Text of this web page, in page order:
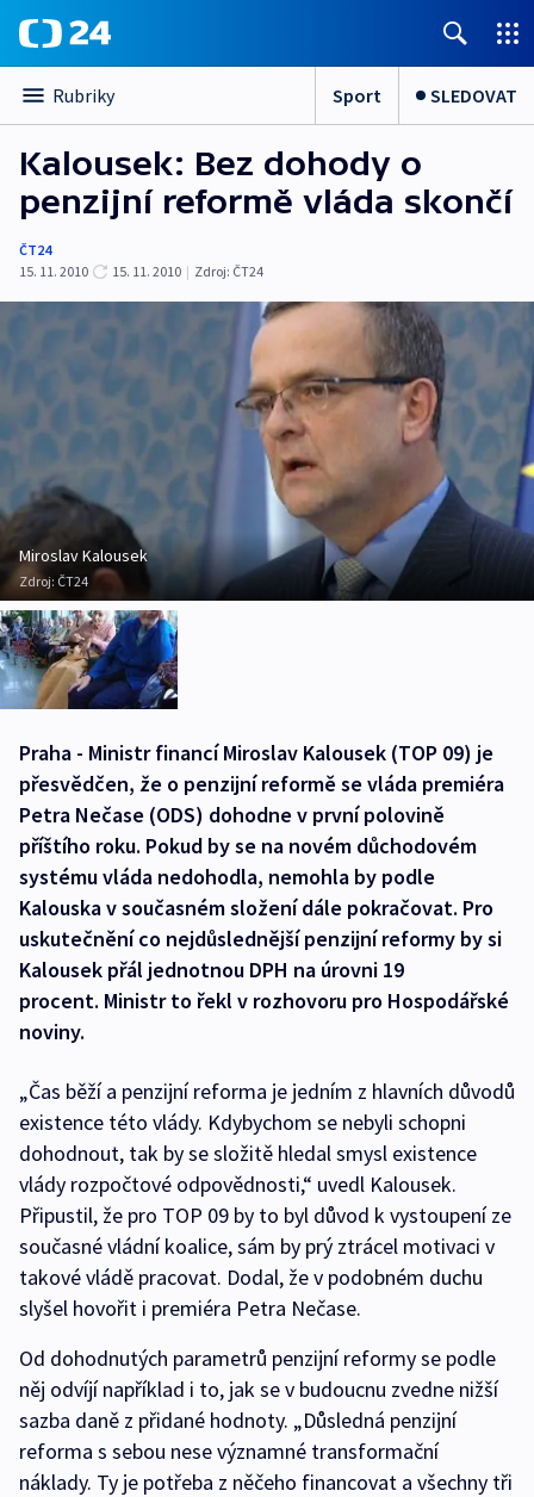
Rubriky Sport SLEDOVAT
Kalousek: Bez dohody o
penzijní reformě vláda skončí
ČT24
15. 11. 2010
15. 11. 2010 | Zdroj: ČT24
Miroslav Kalousek
Zdroj: ČT24
Praha - Ministr financí Miroslav Kalousek (TOP 09) je
přesvědčen, že o penzijní reformě se vláda premiéra
Petra Nečase (ODS) dohodne v první polovině
příštího roku. Pokud by se na novém důchodovém
systému vláda nedohodla, nemohla by podle
Kalouska v současném složení dále pokračovat. Pro
uskutečnění co nejdůslednější penzijní reformy by si
Kalousek přál jednotnou DPH na úrovni 19
procent. Ministr to řekl v rozhovoru pro Hospodářské
noviny.
„Čas běží a penzijní reforma je jedním z hlavních důvodů
existence této vlády. Kdybychom se nebyli schopni
dohodnout, tak by se složitě hledal smysl existence
vlády rozpočtové odpovědnosti,“ uvedl Kalousek.
Připustil, že pro TOP 09 by to byl důvod k vystoupení ze
současné vládní koalice, sám by prý ztrácel motivaci v
takové vládě pracovat. Dodal, že v podobném duchu
slyšel hovořit i premiéra Petra Nečase.
Od dohodnutých parametrů penzijní reformy se podle
něj odvíjí například i to, jak se v budoucnu zvedne nižší
sazba daně z přidané hodnoty. „Důsledná penzijní
reforma s sebou nese významné transformační
náklady. Ty je potřeba z něčeho financovat a všechny tři